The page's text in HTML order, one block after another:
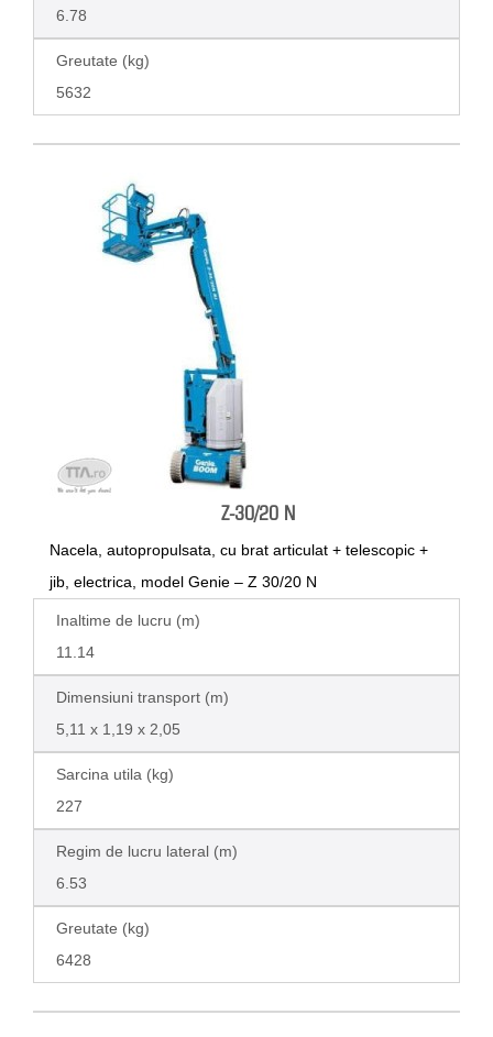
6.78
Greutate (kg)
5632
Z-30/20 N
Nacela, autopropulsata, cu brat articulat + telescopic +
jib, electrica, model Genie – Z 30/20 N
Inaltime de lucru (m)
11.14
Dimensiuni transport (m)
5,11 x 1,19 x 2,05
Sarcina utila (kg)
227
Regim de lucru lateral (m)
6.53
Greutate (kg)
6428